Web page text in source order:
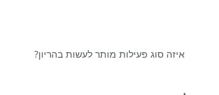
איזה סוג פעילות מותר לעשות בהריון?